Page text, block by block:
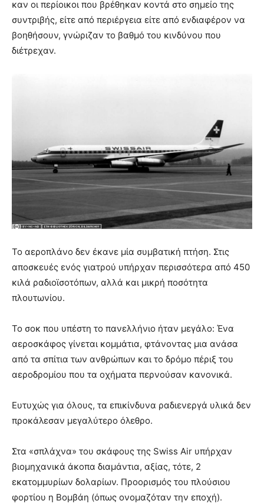
καν οι περίοικοι που βρέθηκαν κοντά στο σημείο της
συντριβής, είτε από περιέργεια είτε από ενδιαφέρον να
βοηθήσουν, γνώριζαν το βαθμό του κινδύνου που
διέτρεχαν.
Το αεροπλάνο δεν έκανε μία συμβατική πτήση. Στις
αποσκευές ενός γιατρού υπήρχαν περισσότερα από 450
κιλά ραδιοϊσοτόπων, αλλά και μικρή ποσότητα
πλουτωνίου.
Το σοκ που υπέστη το πανελλήνιο ήταν μεγάλο: Ένα
αεροσκάφος γίνεται κομμάτια, φτάνοντας μια ανάσα
από τα σπίτια των ανθρώπων και το δρόμο πέριξ του
αεροδρομίου που τα οχήματα περνούσαν κανονικά.
Ευτυχώς για όλους, τα επικίνδυνα ραδιενεργά υλικά δεν
προκάλεσαν μεγαλύτερο όλεθρο.
Στα «σπλάχνα» του σκάφους της Swiss Air υπήρχαν
βιομηχανικά άκοπα διαμάντια, αξίας, τότε, 2
εκατομμυρίων δολαρίων. Προορισμός του πλούσιου
φορτίου η Βομβάη (όπως ονομαζόταν την εποχή).